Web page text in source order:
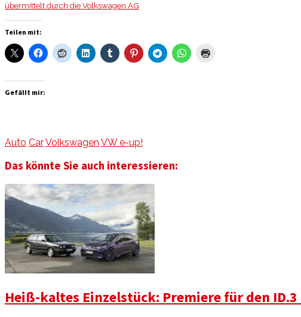
übermittelt durch die Volkswagen AG
Teilen mit:
Gefällt mir:
Auto CarVolkswagen VW e-up!
Das könnte Sie auch interessieren:
Heiß-kaltes Einzelstück: Premiere für den ID.3